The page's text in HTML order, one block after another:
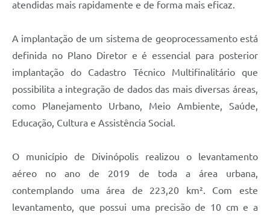
atendidas mais rapidamente e de forma mais eficaz.
A implantação de um sistema de geoprocessamento está
definida no Plano Diretor e é essencial para posterior
implantação do Cadastro Técnico Multifinalitário que
possibilita a integração de dados das mais diversas áreas,
como Planejamento Urbano, Meio Ambiente, Saúde,
Educação, Cultura e Assistência Social.
O município de Divinópolis realizou o levantamento
aéreo no ano de 2019 de toda a área urbana,
contemplando uma área de 223,20 km². Com este
levantamento, que possui uma precisão de 10 cm e a